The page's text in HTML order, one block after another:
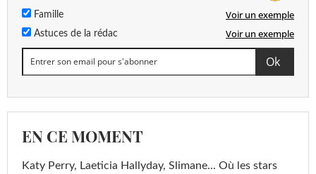
Famille Voir un exemple
Astuces de la rédac Voir un exemple
EN CE MOMENT
Katy Perry, Laeticia Hallyday, Slimane... Où les stars